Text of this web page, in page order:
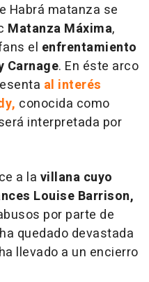
Habrá matanza se
Matanza Máxima,
el enfrentamiento
Carnage. En éste arco
al interés
conocida como
interpretada por
a la villana cuyo
Louise Barrison,
por parte de
quedado devastada
llevado a un encierro